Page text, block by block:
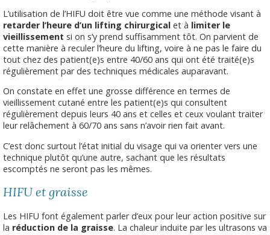
L’utilisation de l’HIFU doit être vue comme une méthode visant à
retarder l’heure d’un lifting chirurgical et à limiter le
vieillissement si on s’y prend suffisamment tôt. On parvient de
cette manière à reculer l’heure du lifting, voire à ne pas le faire du
tout chez des patient(e)s entre 40/60 ans qui ont été traité(e)s
régulièrement par des techniques médicales auparavant.
On constate en effet une grosse différence en termes de
vieillissement cutané entre les patient(e)s qui consultent
régulièrement depuis leurs 40 ans et celles et ceux voulant traiter
leur relâchement à 60/70 ans sans n’avoir rien fait avant.
C’est donc surtout l’état initial du visage qui va orienter vers une
technique plutôt qu’une autre, sachant que les résultats
escomptés ne seront pas les mêmes.
HIFU et graisse
Les HIFU font également parler d’eux pour leur action positive sur
la réduction de la graisse. La chaleur induite par les ultrasons va